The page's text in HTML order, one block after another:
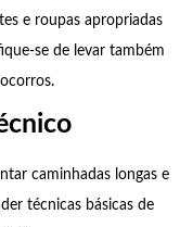
e roupas apropriadas
se de levar também
caminhadas longas e
técnicas básicas de